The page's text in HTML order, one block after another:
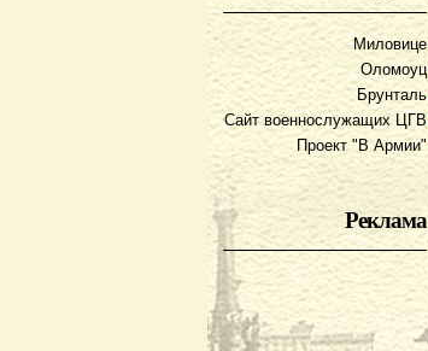
Миловице
Оломоуц
Брунталь
Сайт военнослужащих ЦГВ
Проект "В Армии"
Реклама